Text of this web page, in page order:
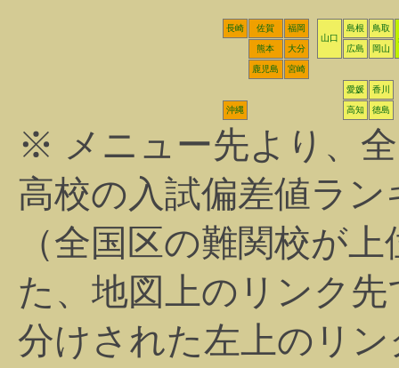
長崎 佐賀
福岡
山口
島根
鳥取
熊本
大分 広島 岡山
鹿児島 宮崎
愛媛 香川
沖縄 高知 徳島
※ メニュー先より、
高校の入試偏差値ラ
（全国区の難関校が
た、地図上のリンク
分けされた左上のリ